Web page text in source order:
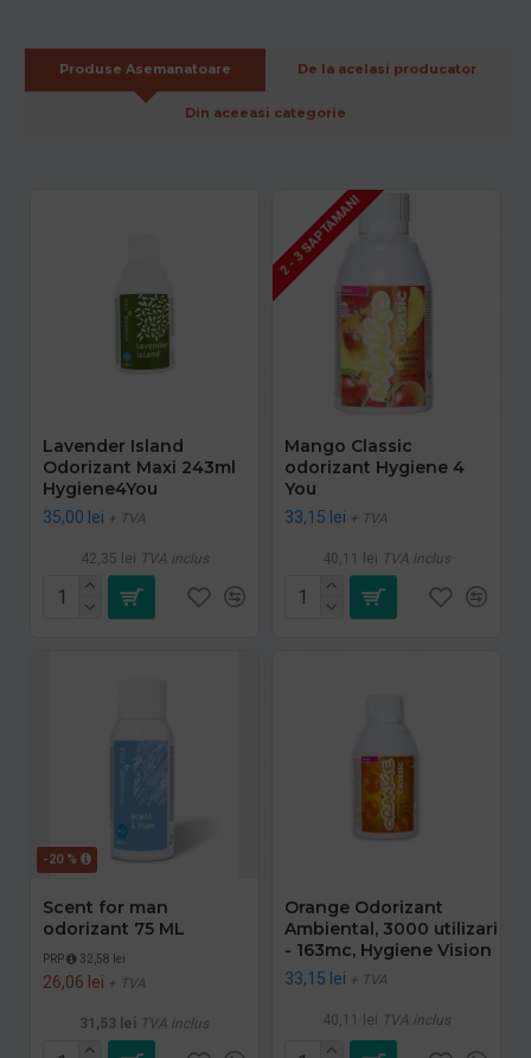
Produse Asemanatoare De la acelasi producator
Din aceeasi categorie
Lavender Island
Odorizant Maxi 243ml
Hygiene4You
35,00 lei + TVA
42,35 lei TVA inclus
2 - 3 SAPTAMANI
Mango Classic
odorizant Hygiene 4
You
33,15 lei + TVA
40,11 lei TVA inclus
-20 %
Scent for man
odorizant 75 ML
PRP 32,58 lei
26,06 lei + TVA
31,53 lei TVA inclus
Orange Odorizant
Ambiental, 3000 utilizari
- 163mc, Hygiene Vision
33,15 lei + TVA
40,11 lei TVA inclus